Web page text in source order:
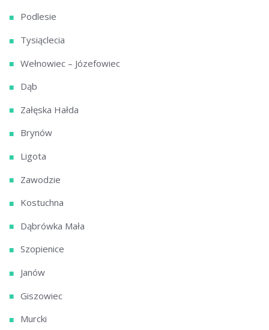
Podlesie
Tysiąclecia
Wełnowiec – Józefowiec
Dąb
Załęska Hałda
Brynów
Ligota
Zawodzie
Kostuchna
Dąbrówka Mała
Szopienice
Janów
Giszowiec
Murcki